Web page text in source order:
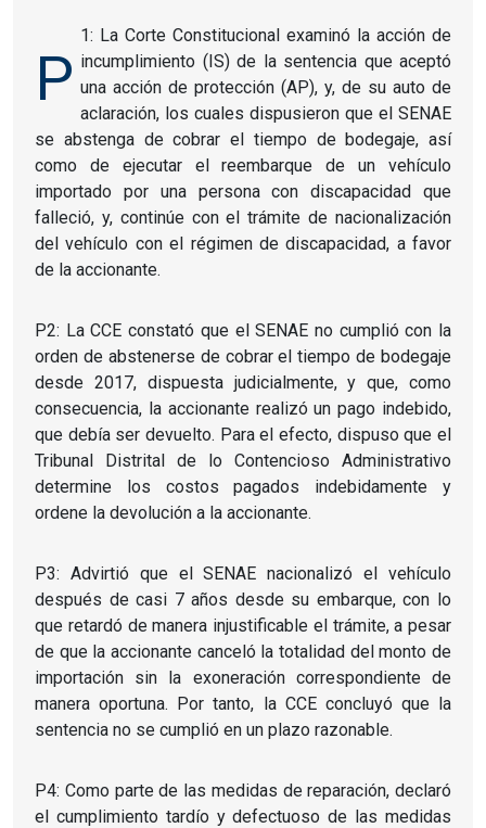
P
1: La Corte Constitucional examinó la acción de
incumplimiento (IS) de la sentencia que aceptó
una acción de protección (AP), y, de su auto de
aclaración, los cuales dispusieron que el SENAE
se abstenga de cobrar el tiempo de bodegaje, así
como de ejecutar el reembarque de un vehículo
importado por una persona con discapacidad que
falleció, y, continúe con el trámite de nacionalización
del vehículo con el régimen de discapacidad, a favor
de la accionante.
P2: La CCE constató que el SENAE no cumplió con la
orden de abstenerse de cobrar el tiempo de bodegaje
desde 2017, dispuesta judicialmente, y que, como
consecuencia, la accionante realizó un pago indebido,
que debía ser devuelto. Para el efecto, dispuso que el
Tribunal Distrital de lo Contencioso Administrativo
determine los costos pagados indebidamente y
ordene la devolución a la accionante.
P3: Advirtió que el SENAE nacionalizó el vehículo
después de casi 7 años desde su embarque, con lo
que retardó de manera injustificable el trámite, a pesar
de que la accionante canceló la totalidad del monto de
importación sin la exoneración correspondiente de
manera oportuna. Por tanto, la CCE concluyó que la
sentencia no se cumplió en un plazo razonable.
P4: Como parte de las medidas de reparación, declaró
el cumplimiento tardío y defectuoso de las medidas